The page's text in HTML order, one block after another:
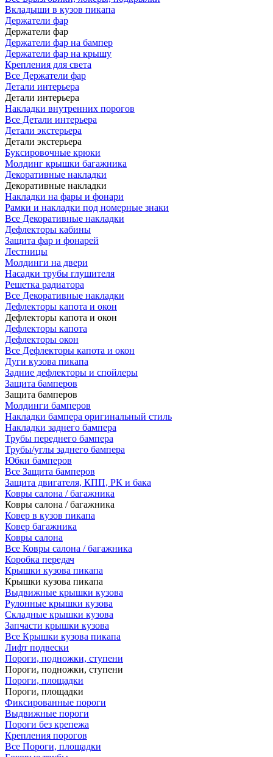
Вкладыши в кузов пикапа
Держатели фар
Держатели фар
Держатели фар на бампер
Держатели фар на крышу
Крепления для света
Все Держатели фар
Детали интерьера
Детали интерьера
Накладки внутренних порогов
Все Детали интерьера
Детали экстерьера
Детали экстерьера
Буксировочные крюки
Молдинг крышки багажника
Декоративные накладки
Декоративные накладки
Накладки на фары и фонари
Рамки и накладки под номерные знаки
Все Декоративные накладки
Дефлекторы кабины
Защита фар и фонарей
Лестницы
Молдинги на двери
Насадки трубы глушителя
Решетка радиатора
Все Декоративные накладки
Дефлекторы капота и окон
Дефлекторы капота и окон
Дефлекторы капота
Дефлекторы окон
Все Дефлекторы капота и окон
Дуги кузова пикапа
Задние дефлекторы и спойлеры
Защита бамперов
Защита бамперов
Молдинги бамперов
Накладки бампера оригинальный стиль
Накладки заднего бампера
Трубы переднего бампера
Трубы/углы заднего бампера
Юбки бамперов
Все Защита бамперов
Защита двигателя, КПП, РК и бака
Ковры салона / багажника
Ковры салона / багажника
Ковер в кузов пикапа
Ковер багажника
Ковры салона
Все Ковры салона / багажника
Коробка передач
Крышки кузова пикапа
Крышки кузова пикапа
Выдвижные крышки кузова
Рулонные крышки кузова
Складные крышки кузова
Запчасти крышки кузова
Все Крышки кузова пикапа
Лифт подвески
Пороги, подножки, ступени
Пороги, подножки, ступени
Пороги, площадки
Пороги, площадки
Фиксированные пороги
Выдвижные пороги
Пороги без крепежа
Крепления порогов
Все Пороги, площадки